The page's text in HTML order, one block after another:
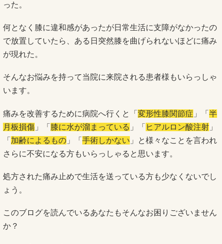
った。
何となく膝に違和感があったが日常生活に支障がなかったの
で放置していたら、ある日突然膝を曲げられないほどに痛み
が現れた。
そんなお悩みを持って当院に来院される患者様もいらっしゃ
います。
痛みを改善するために病院へ行くと「 変形性膝関節症 」「 半
月板損傷 」「 膝に水が溜まっている 」「 ヒアルロン酸注射 」
「 加齢によるもの 」「 手術しかない 」と様々なことを言われ
さらに不安になる方もいらっしゃると思います。
処方された痛み止めで生活を送っている方も少なくないでし
ょう。
このブログを読んでいるあなたもそんなお困りございません
か？